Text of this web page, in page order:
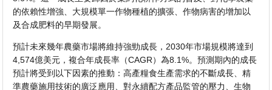
的依賴性增強、大規模單一作物種植的擴張、作物病害的增加以
及合成肥料的早期發展。
預計未來幾年農藥市場將維持強勁成長，2030年市場規模將達到
4,574億美元，複合年成長率（CAGR）為8.1%。預測期內的成長
預計將受到以下因素的推動：高產糧食生產需求的不斷成長、精
準農藥施用技術的廣泛應用、對永續配方產品監管的壓力、生物